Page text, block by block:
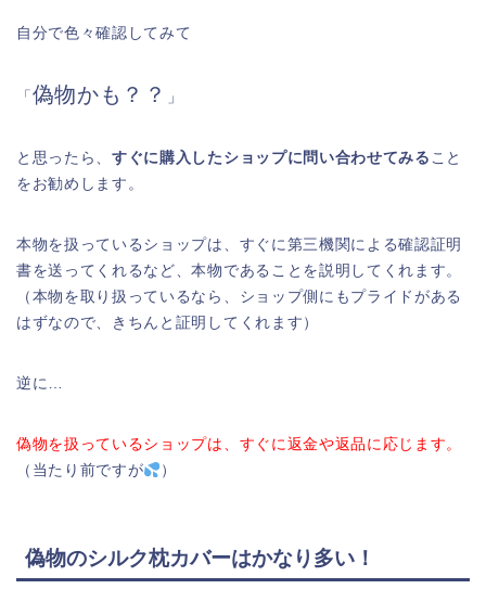
自分で色々確認してみて
「 偽物かも？？ 」
と思ったら、すぐに購入したショップに問い合わせてみる こと
をお勧めします。
本物を扱っているショップは、すぐに第三機関による確認証明
書を送ってくれるなど、本物であることを説明してくれます。
（本物を取り扱っているなら、ショップ側にもプライドがある
はずなので、きちんと証明してくれます）
逆に…
偽物を扱っているショップは、すぐに返金や返品に応じます。
（当たり前ですが
）
偽物のシルク枕カバーはかなり多い！